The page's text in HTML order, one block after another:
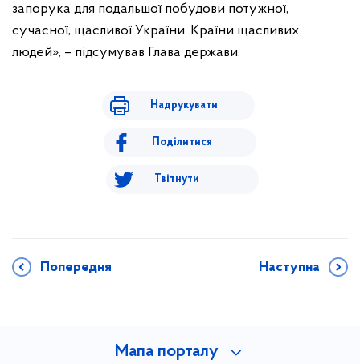
запорука для подальшої побудови потужної,
сучасної, щасливої України. Країни щасливих
людей», – підсумував Глава держави.
Надрукувати
Поділитися
Твітнути
Попередня Наступна
Мапа порталу